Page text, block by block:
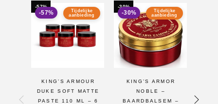
-57%
Tijdelijke
aanbieding
-57%
KING’S ARMOUR
DUKE SOFT MATTE
PASTE 110 ML – 6
-30%
Tijdelijke
aanbieding
-30%
KING’S ARMOR
NOBLE –
BAARDBALSEM –